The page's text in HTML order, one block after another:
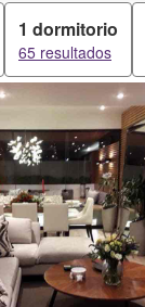
1 dormitorio
65 resultados